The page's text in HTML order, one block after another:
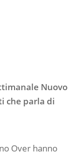
Nuovo
che parla di
Over hanno